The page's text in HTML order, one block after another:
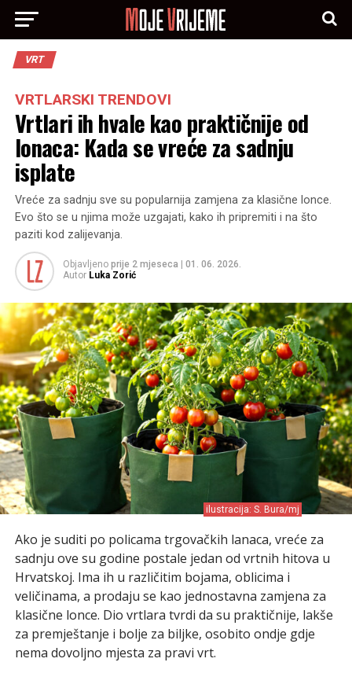
VRT
VRTLARSKI TRENDOVI
Vrtlari ih hvale kao praktičnije od
lonaca: Kada se vreće za sadnju
isplate
Vreće za sadnju sve su popularnija zamjena za klasične lonce.
Evo što se u njima može uzgajati, kako ih pripremiti i na što
paziti kod zalijevanja.
Objavljeno prije 2 mjeseca
01. 06. 2026.
Autor Luka Zorić
ilustracija: S. Bura/mj
Ako je suditi po policama trgovačkih lanaca, vreće za
sadnju ove su godine postale jedan od vrtnih hitova u
Hrvatskoj. Ima ih u različitim bojama, oblicima i
veličinama, a prodaju se kao jednostavna zamjena za
klasične lonce. Dio vrtlara tvrdi da su praktičnije, lakše
za premještanje i bolje za biljke, osobito ondje gdje
nema dovoljno mjesta za pravi vrt.